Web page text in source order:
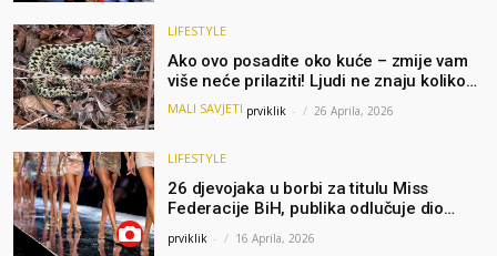
LIFESTYLE
Ako ovo posadite oko kuće – zmije vam
više neće prilaziti! Ljudi ne znaju koliko
je jednostavno
MALI SAVJETI prviklik - 26 Aprila, 2026
LIFESTYLE
26 djevojaka u borbi za titulu Miss
Federacije BiH, publika odlučuje dio
prviklik - 16 Aprila, 2026